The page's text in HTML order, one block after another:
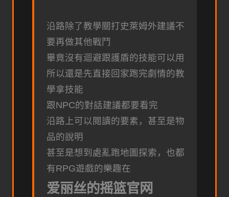
沿路除了教學關打史萊姆外建議不
要再做其他戰鬥
畢竟沒有迴避跟護盾的技能可以用
所以還是先直接回家跑完劇情的教
學拿技能
跟NPC的對話建議都要看完
沿路上可以閱讀的要素，甚至是物
品的說明
甚至是想到處亂跑地圖探索，也都
有RPG遊戲的樂趣在
爱丽丝的摇篮官网